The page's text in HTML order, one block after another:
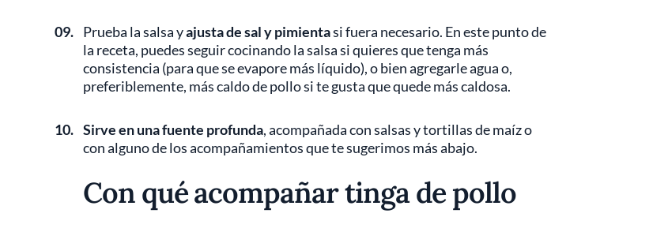
09. Prueba la salsa yajusta de sal y pimientasi fuera necesario. En este punto de
la receta, puedes seguir cocinando la salsa si quieres que tenga más
consistencia (para que se evapore más líquido), o bien agregarle agua o,
preferiblemente, más caldo de pollo si te gusta que quede más caldosa.
10. Sirve en una fuente profunda, acompañada con salsas y tortillas de maíz o
con alguno de los acompañamientos que te sugerimos más abajo.
Con qué acompañar tinga de pollo